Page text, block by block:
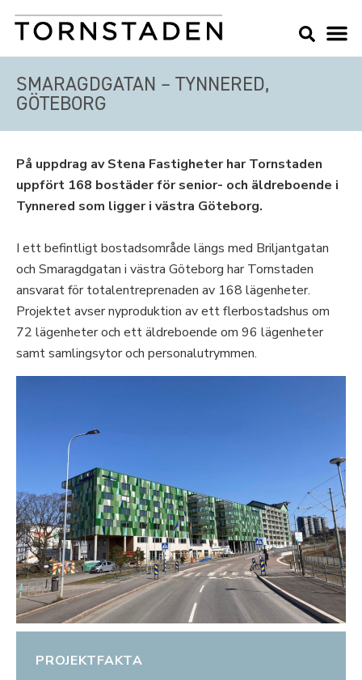
SMARAGDGATAN – TYNNERED,
GÖTEBORG
På uppdrag av Stena Fastigheter har Tornstaden
uppfört 168 bostäder för senior- och äldreboende i
Tynnered som ligger i västra Göteborg.
I ett befintligt bostadsområde längs med Briljantgatan
och Smaragdgatan i västra Göteborg har Tornstaden
ansvarat för totalentreprenaden av 168 lägenheter.
Projektet avser nyproduktion av ett flerbostadshus om
72 lägenheter och ett äldreboende om 96 lägenheter
samt samlingsytor och personalutrymmen.
PROJEKTFAKTA